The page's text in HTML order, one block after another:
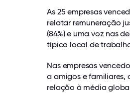
As 25 empresas
relatar remuneração
(84%) e uma voz nas
típico local de
Nas empresas
a amigos e familiares,
relação à média